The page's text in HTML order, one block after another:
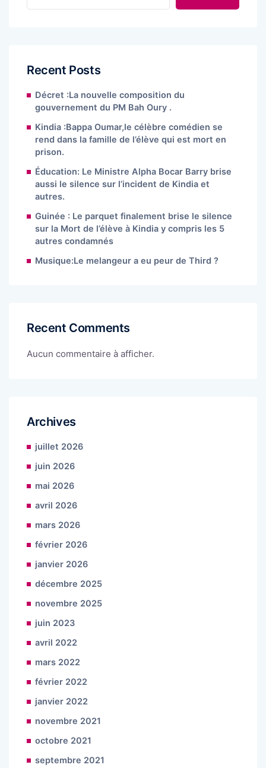
Recent Posts
Décret :La nouvelle composition du
gouvernement du PM Bah Oury .
Kindia :Bappa Oumar,le célèbre comédien se
rend dans la famille de l’élève qui est mort en
prison.
Éducation: Le Ministre Alpha Bocar Barry brise
aussi le silence sur l’incident de Kindia et
autres.
Guinée : Le parquet finalement brise le silence
sur la Mort de l’élève à Kindia y compris les 5
autres condamnés
Musique:Le melangeur a eu peur de Third ?
Recent Comments
Aucun commentaire à afficher.
Archives
juillet 2026
juin 2026
mai 2026
avril 2026
mars 2026
février 2026
janvier 2026
décembre 2025
novembre 2025
juin 2023
avril 2022
mars 2022
février 2022
janvier 2022
novembre 2021
octobre 2021
septembre 2021